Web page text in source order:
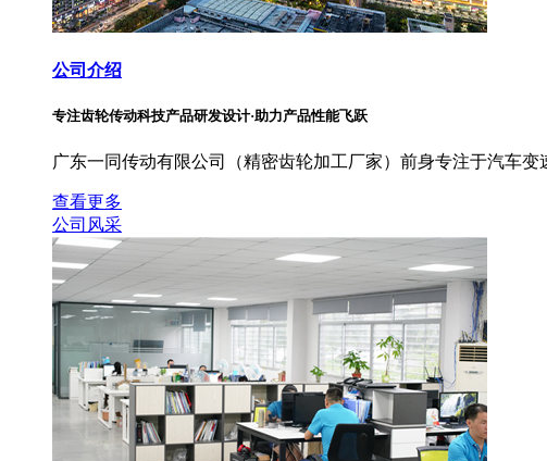
公司介绍
专注齿轮传动科技产品研发设计·助力产品性能飞跃
广东一同传动有限公司（精密齿轮加工厂家）前身专注于汽车
查看更多
公司风采